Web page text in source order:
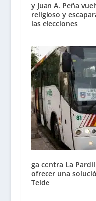
y Juan A. Peña
religioso y
las elecciones
ga contra La
ofrecer una
Telde